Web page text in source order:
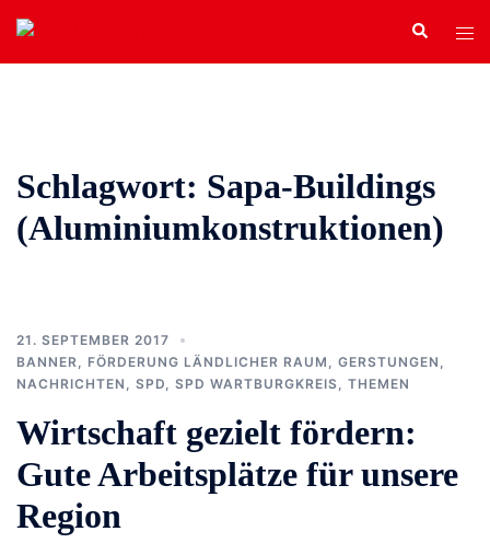
Zum
Inhalt
springen
Search
Schlagwort: Sapa-Buildings
(Aluminiumkonstruktionen)
21. SEPTEMBER 2017
BANNER
FÖRDERUNG LÄNDLICHER RAUM GERSTUNGEN
NACHRICHTEN
SPD SPD WARTBURGKREIS THEMEN
Wirtschaft gezielt fördern:
Gute Arbeitsplätze für unsere
Region